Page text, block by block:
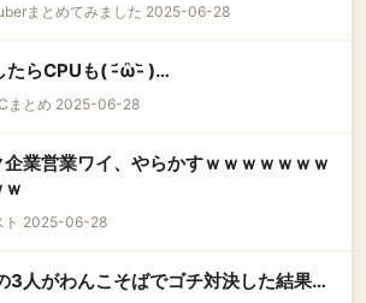
まとめてみました 2025-06-28
たらCPUも( -᷄ὢ-᷅ )…
まとめ 2025-06-28
企業営業ワイ、やらかすｗｗｗｗｗｗｗ
ト 2025-06-28
3人がわんこそばでゴチ対決した結果…